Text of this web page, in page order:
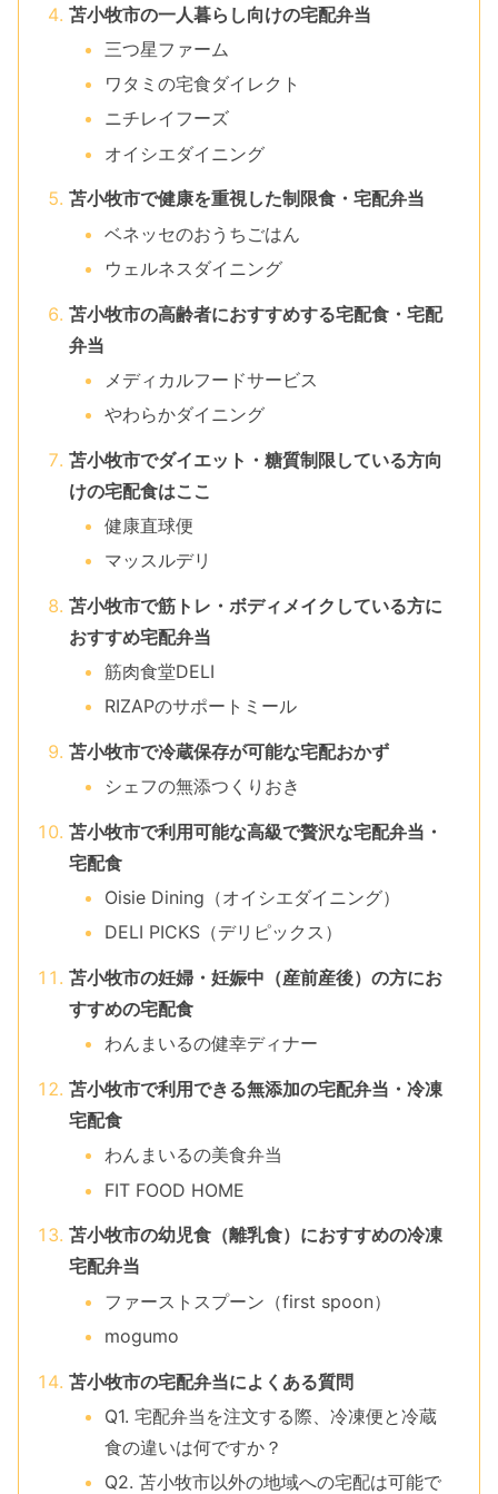
苫小牧市の一人暮らし向けの宅配弁当
三つ星ファーム
ワタミの宅食ダイレクト
ニチレイフーズ
オイシエダイニング
苫小牧市で健康を重視した制限食・宅配弁当
ベネッセのおうちごはん
ウェルネスダイニング
苫小牧市の高齢者におすすめする宅配食・宅配
弁当
メディカルフードサービス
やわらかダイニング
苫小牧市でダイエット・糖質制限している方向
けの宅配食はここ
健康直球便
マッスルデリ
苫小牧市で筋トレ・ボディメイクしている方に
おすすめ宅配弁当
筋肉食堂DELI
RIZAPのサポートミール
苫小牧市で冷蔵保存が可能な宅配おかず
シェフの無添つくりおき
苫小牧市で利用可能な高級で贅沢な宅配弁当・
宅配食
Oisie Dining（オイシエダイニング）
DELI PICKS（デリピックス）
苫小牧市の妊婦・妊娠中（産前産後）の方にお
すすめの宅配食
わんまいるの健幸ディナー
苫小牧市で利用できる無添加の宅配弁当・冷凍
宅配食
わんまいるの美食弁当
FIT FOOD HOME
苫小牧市の幼児食（離乳食）におすすめの冷凍
宅配弁当
ファーストスプーン（first spoon）
mogumo
苫小牧市の宅配弁当によくある質問
Q1. 宅配弁当を注文する際、冷凍便と冷蔵
食の違いは何ですか？
Q2. 苫小牧市以外の地域への宅配は可能で